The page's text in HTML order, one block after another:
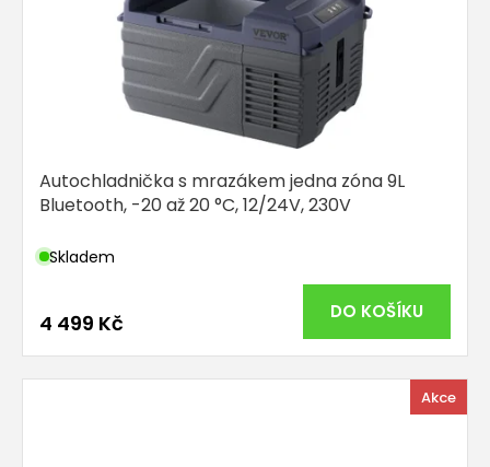
Autochladnička s mrazákem jedna zóna 9L
Bluetooth, -20 až 20 °C, 12/24V, 230V
Skladem
4 499 Kč DO KOŠÍKU
Akce